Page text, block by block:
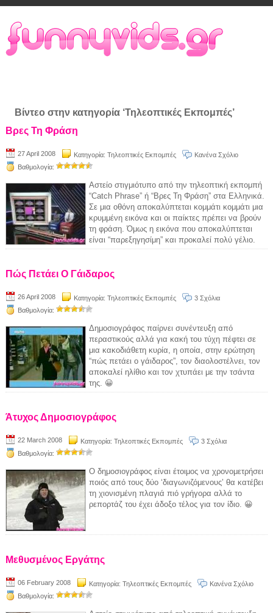
Βίντεο στην κατηγορία ‘Τηλεοπτικές Εκπομπές’
Βρες Τη Φράση
27 April 2008 Κατηγορία: Τηλεοπτικές Εκπομπές
Κανένα Σχόλιο
Βαθμολογία:
Αστείο στιγμιότυπο από την τηλεοπτική εκπομπή
“Catch Phrase” ή “Βρες Τη Φράση” στα Ελληνικά.
Σε μια οθόνη αποκαλύπτεται κομμάτι κομμάτι μια
κρυμμένη εικόνα και οι παίκτες πρέπει να βρούν
τη φράση. Όμως η εικόνα που αποκαλύπτεται
είναι “παρεξηγησίμη” και προκαλεί πολύ γέλιο.
Πώς Πετάει Ο Γάιδαρος
26 April 2008 Κατηγορία: Τηλεοπτικές Εκπομπές
3 Σχόλια
Βαθμολογία:
Δημοσιογράφος παίρνει συνέντευξη από
περαστικούς αλλά για κακή του τύχη πέφτει σε
μια κακοδιάθετη κυρία, η οποία, στην ερώτηση
“πώς πετάει ο γάιδαρος”, τον διαολοστέλνει, τον
αποκαλεί ηλίθιο και τον χτυπάει με την τσάντα
της. 😀
Άτυχος Δημοσιογράφος
22 March 2008 Κατηγορία: Τηλεοπτικές Εκπομπές
3 Σχόλια
Βαθμολογία:
Ο δημοσιογράφος είναι έτοιμος να χρονομετρήσει
ποιός από τους δύο ‘διαγωνιζόμενους’ θα κατέβει
τη χιονισμένη πλαγιά πιό γρήγορα αλλά το
ρεπορτάζ του έχει άδοξο τέλος για τον ίδιο. 😀
Μεθυσμένος Εργάτης
06 February 2008 Κατηγορία: Τηλεοπτικές Εκπομπές
Κανένα Σχόλιο
Βαθμολογία: